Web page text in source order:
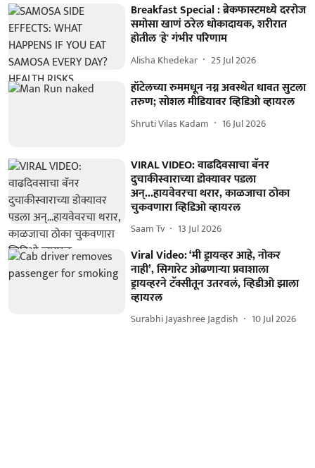
Breakfast Special : ब्रेकफास्टमध्ये दररोज
समोसा खाणं ठरेल धोकादायक, शरीरात
होतील 'हे' गंभीर परिणाम
Alisha Khedekar 25 Jul 2026
हॉटेलच्या रुममधून नग्न अवस्थेत धावत सुटला
तरुण; सोशल मीडियावर व्हिडिओ व्हायरल
Shruti Vilas Kadam 16 Jul 2026
VIRAL VIDEO: वाढदिवसाचा बॅनर
दुचाकीस्वाराच्या डोक्यावर पडला
अन्...हायवेवरचा थरार, काळजाचा ठोका
चुकवणारा व्हिडिओ व्हायरल
Saam Tv 13 Jul 2026
Viral Video: ‘मी ड्रायव्हर आहे, नोकर
नाही’, सिगारेट ओढणाऱ्या प्रवाशाला
ड्रायव्हरने टॅक्सीतून उतरवलं, व्हिडीओ झाला
व्हायरल
Surabhi Jayashree Jagdish 10 Jul 2026